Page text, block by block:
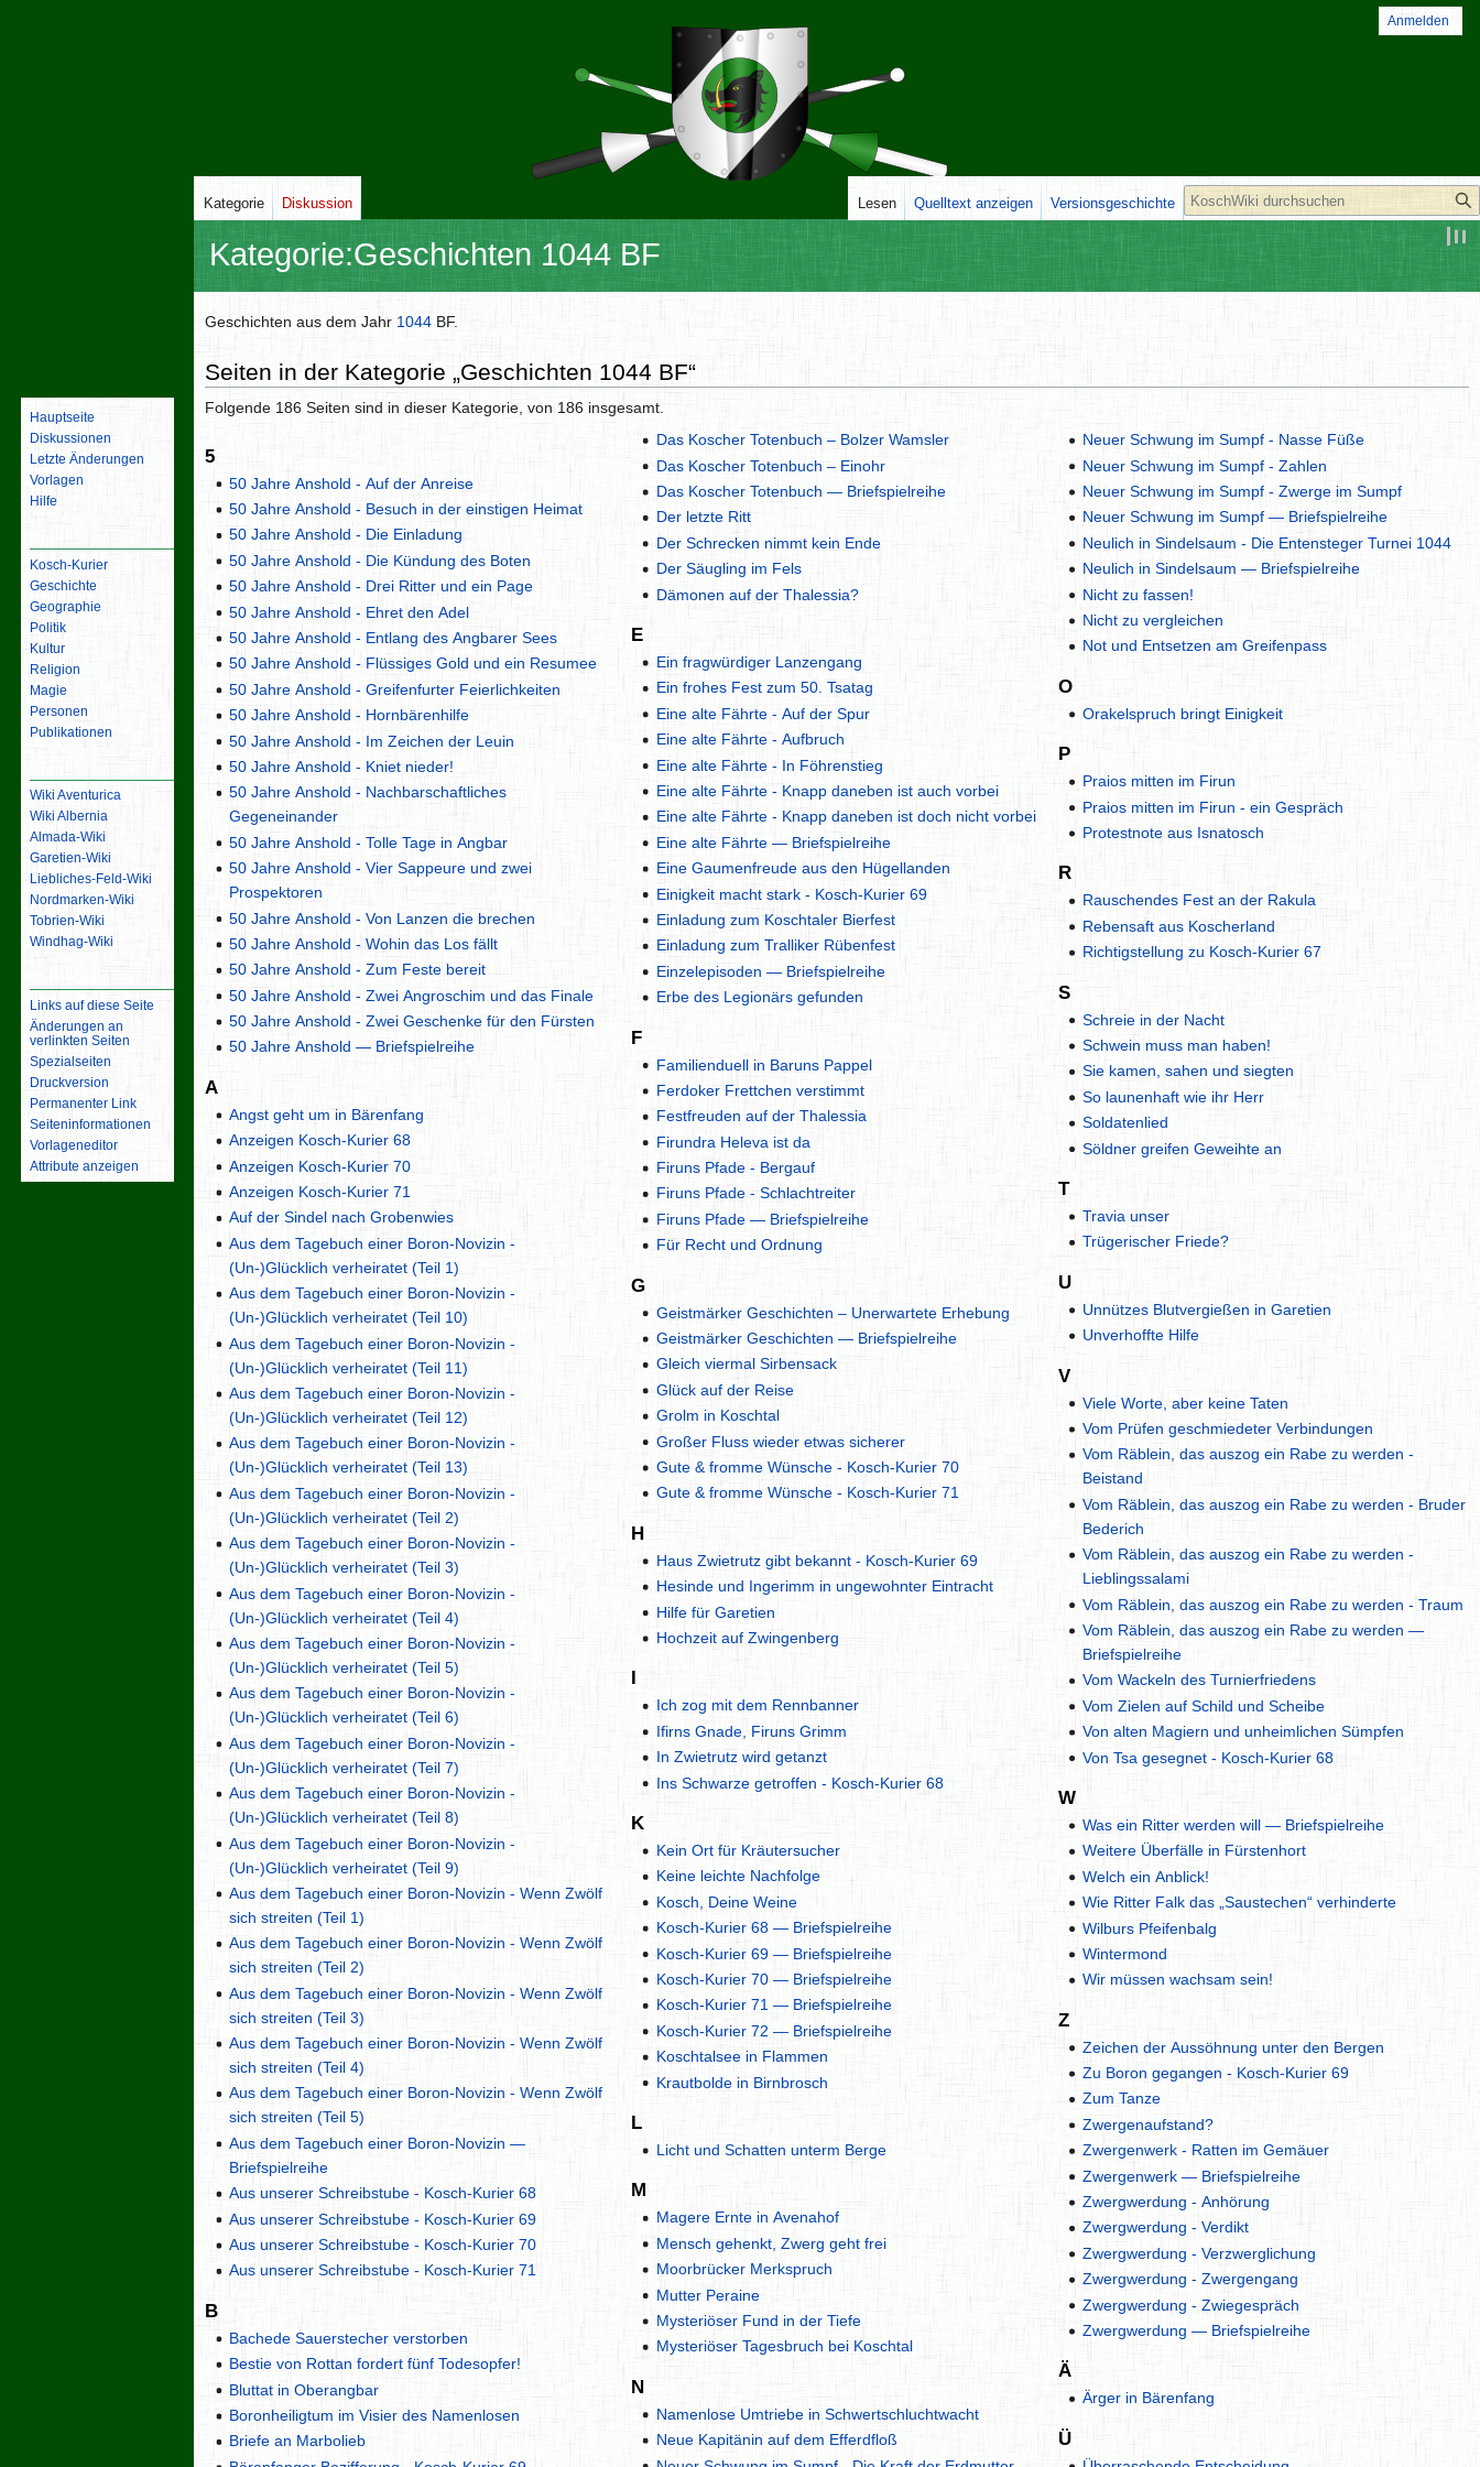
Kategorie:Geschichten 1044 BF
Zur
springen
Zur
springen
Geschichten aus dem Jahr 1044 BF.
Seiten in der Kategorie „Geschichten 1044 BF“
Folgende 186 Seiten sind in dieser Kategorie, von 186 insgesamt.
5
50 Jahre Anshold - Auf der Anreise
50 Jahre Anshold - Besuch in der einstigen Heimat
50 Jahre Anshold - Die Einladung
50 Jahre Anshold - Die Kündung des Boten
50 Jahre Anshold - Drei Ritter und ein Page
50 Jahre Anshold - Ehret den Adel
50 Jahre Anshold - Entlang des Angbarer Sees
50 Jahre Anshold - Flüssiges Gold und ein Resumee
50 Jahre Anshold - Greifenfurter Feierlichkeiten
50 Jahre Anshold - Hornbärenhilfe
50 Jahre Anshold - Im Zeichen der Leuin
50 Jahre Anshold - Kniet nieder!
50 Jahre Anshold - Nachbarschaftliches
Gegeneinander
50 Jahre Anshold - Tolle Tage in Angbar
50 Jahre Anshold - Vier Sappeure und zwei
Prospektoren
50 Jahre Anshold - Von Lanzen die brechen
50 Jahre Anshold - Wohin das Los fällt
50 Jahre Anshold - Zum Feste bereit
50 Jahre Anshold - Zwei Angroschim und das Finale
50 Jahre Anshold - Zwei Geschenke für den Fürsten
50 Jahre Anshold — Briefspielreihe
A
Angst geht um in Bärenfang
Anzeigen Kosch-Kurier 68
Anzeigen Kosch-Kurier 70
Anzeigen Kosch-Kurier 71
Auf der Sindel nach Grobenwies
Aus dem Tagebuch einer Boron-Novizin -
(Un-)Glücklich verheiratet (Teil 1)
Aus dem Tagebuch einer Boron-Novizin -
(Un-)Glücklich verheiratet (Teil 10)
Aus dem Tagebuch einer Boron-Novizin -
(Un-)Glücklich verheiratet (Teil 11)
Aus dem Tagebuch einer Boron-Novizin -
(Un-)Glücklich verheiratet (Teil 12)
Aus dem Tagebuch einer Boron-Novizin -
(Un-)Glücklich verheiratet (Teil 13)
Aus dem Tagebuch einer Boron-Novizin -
(Un-)Glücklich verheiratet (Teil 2)
Aus dem Tagebuch einer Boron-Novizin -
(Un-)Glücklich verheiratet (Teil 3)
Aus dem Tagebuch einer Boron-Novizin -
(Un-)Glücklich verheiratet (Teil 4)
Aus dem Tagebuch einer Boron-Novizin -
(Un-)Glücklich verheiratet (Teil 5)
Aus dem Tagebuch einer Boron-Novizin -
(Un-)Glücklich verheiratet (Teil 6)
Aus dem Tagebuch einer Boron-Novizin -
(Un-)Glücklich verheiratet (Teil 7)
Aus dem Tagebuch einer Boron-Novizin -
(Un-)Glücklich verheiratet (Teil 8)
Aus dem Tagebuch einer Boron-Novizin -
(Un-)Glücklich verheiratet (Teil 9)
Aus dem Tagebuch einer Boron-Novizin - Wenn Zwölf
sich streiten (Teil 1)
Aus dem Tagebuch einer Boron-Novizin - Wenn Zwölf
sich streiten (Teil 2)
Aus dem Tagebuch einer Boron-Novizin - Wenn Zwölf
sich streiten (Teil 3)
Aus dem Tagebuch einer Boron-Novizin - Wenn Zwölf
sich streiten (Teil 4)
Aus dem Tagebuch einer Boron-Novizin - Wenn Zwölf
sich streiten (Teil 5)
Aus dem Tagebuch einer Boron-Novizin —
Briefspielreihe
Aus unserer Schreibstube - Kosch-Kurier 68
Aus unserer Schreibstube - Kosch-Kurier 69
Aus unserer Schreibstube - Kosch-Kurier 70
Aus unserer Schreibstube - Kosch-Kurier 71
B
Bachede Sauerstecher verstorben
Bestie von Rottan fordert fünf Todesopfer!
Bluttat in Oberangbar
Boronheiligtum im Visier des Namenlosen
Briefe an Marbolieb
Das Koscher Totenbuch – Bolzer Wamsler
Das Koscher Totenbuch – Einohr
Das Koscher Totenbuch — Briefspielreihe
Der letzte Ritt
Der Schrecken nimmt kein Ende
Der Säugling im Fels
Dämonen auf der Thalessia?
E
Ein fragwürdiger Lanzengang
Ein frohes Fest zum 50. Tsatag
Eine alte Fährte - Auf der Spur
Eine alte Fährte - Aufbruch
Eine alte Fährte - In Föhrenstieg
Eine alte Fährte - Knapp daneben ist auch vorbei
Eine alte Fährte - Knapp daneben ist doch nicht vorbei
Eine alte Fährte — Briefspielreihe
Eine Gaumenfreude aus den Hügellanden
Einigkeit macht stark - Kosch-Kurier 69
Einladung zum Koschtaler Bierfest
Einladung zum Tralliker Rübenfest
Einzelepisoden — Briefspielreihe
Erbe des Legionärs gefunden
F
Familienduell in Baruns Pappel
Ferdoker Frettchen verstimmt
Festfreuden auf der Thalessia
Firundra Heleva ist da
Firuns Pfade - Bergauf
Firuns Pfade - Schlachtreiter
Firuns Pfade — Briefspielreihe
Für Recht und Ordnung
G
Geistmärker Geschichten – Unerwartete Erhebung
Geistmärker Geschichten — Briefspielreihe
Gleich viermal Sirbensack
Glück auf der Reise
Grolm in Koschtal
Großer Fluss wieder etwas sicherer
Gute & fromme Wünsche - Kosch-Kurier 70
Gute & fromme Wünsche - Kosch-Kurier 71
H
Haus Zwietrutz gibt bekannt - Kosch-Kurier 69
Hesinde und Ingerimm in ungewohnter Eintracht
Hilfe für Garetien
Hochzeit auf Zwingenberg
Ich zog mit dem Rennbanner
Ifirns Gnade, Firuns Grimm
In Zwietrutz wird getanzt
Ins Schwarze getroffen - Kosch-Kurier 68
K
Kein Ort für Kräutersucher
Keine leichte Nachfolge
Kosch, Deine Weine
Kosch-Kurier 68 — Briefspielreihe
Kosch-Kurier 69 — Briefspielreihe
Kosch-Kurier 70 — Briefspielreihe
Kosch-Kurier 71 — Briefspielreihe
Kosch-Kurier 72 — Briefspielreihe
Koschtalsee in Flammen
Krautbolde in Birnbrosch
L
Licht und Schatten unterm Berge
M
Magere Ernte in Avenahof
Mensch gehenkt, Zwerg geht frei
Moorbrücker Merkspruch
Mutter Peraine
Mysteriöser Fund in der Tiefe
Mysteriöser Tagesbruch bei Koschtal
N
Namenlose Umtriebe in Schwertschluchtwacht
Neue Kapitänin auf dem Efferdfloß
Neuer Schwung im Sumpf - Nasse Füße
Neuer Schwung im Sumpf - Zahlen
Neuer Schwung im Sumpf - Zwerge im Sumpf
Neuer Schwung im Sumpf — Briefspielreihe
Neulich in Sindelsaum - Die Entensteger Turnei 1044
Neulich in Sindelsaum — Briefspielreihe
Nicht zu fassen!
Nicht zu vergleichen
Not und Entsetzen am Greifenpass
O
Orakelspruch bringt Einigkeit
P
Praios mitten im Firun
Praios mitten im Firun - ein Gespräch
Protestnote aus Isnatosch
R
Rauschendes Fest an der Rakula
Rebensaft aus Koscherland
Richtigstellung zu Kosch-Kurier 67
S
Schreie in der Nacht
Schwein muss man haben!
Sie kamen, sahen und siegten
So launenhaft wie ihr Herr
Soldatenlied
Söldner greifen Geweihte an
T
Travia unser
Trügerischer Friede?
U
Unnützes Blutvergießen in Garetien
Unverhoffte Hilfe
V
Viele Worte, aber keine Taten
Vom Prüfen geschmiedeter Verbindungen
Vom Räblein, das auszog ein Rabe zu werden -
Beistand
Vom Räblein, das auszog ein Rabe zu werden - Bruder
Bederich
Vom Räblein, das auszog ein Rabe zu werden -
Lieblingssalami
Vom Räblein, das auszog ein Rabe zu werden - Traum
Vom Räblein, das auszog ein Rabe zu werden —
Briefspielreihe
Vom Wackeln des Turnierfriedens
Vom Zielen auf Schild und Scheibe
Von alten Magiern und unheimlichen Sümpfen
Von Tsa gesegnet - Kosch-Kurier 68
W
Was ein Ritter werden will — Briefspielreihe
Weitere Überfälle in Fürstenhort
Welch ein Anblick!
Wie Ritter Falk das „Saustechen“ verhinderte
Wilburs Pfeifenbalg
Wintermond
Wir müssen wachsam sein!
Z
Zeichen der Aussöhnung unter den Bergen
Zu Boron gegangen - Kosch-Kurier 69
Zum Tanze
Zwergenaufstand?
Zwergenwerk - Ratten im Gemäuer
Zwergenwerk — Briefspielreihe
Zwergwerdung - Anhörung
Zwergwerdung - Verdikt
Zwergwerdung - Verzwerglichung
Zwergwerdung - Zwergengang
Zwergwerdung - Zwiegespräch
Zwergwerdung — Briefspielreihe
Ä
Ärger in Bärenfang
Ü
Anmelden
Kategorie Diskussion Lesen Quelltext anzeigen Versionsgeschichte Suche
Hauptseite
Diskussionen
Letzte Änderungen
Vorlagen
Hilfe
Kosch-Kurier
Geschichte
Geographie
Politik
Kultur
Religion
Magie
Personen
Publikationen
Wiki Aventurica
Wiki Albernia
Almada-Wiki
Garetien-Wiki
Liebliches-Feld-Wiki
Nordmarken-Wiki
Tobrien-Wiki
Windhag-Wiki
Links auf diese Seite
Änderungen an
verlinkten Seiten
Spezialseiten
Druckversion
Permanenter Link
Seiten­­informationen
Vorlageneditor
Attribute anzeigen